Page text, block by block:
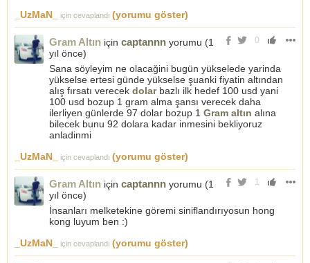
_UzMaN_ için cevaplandı (yorumu göster)
0
Gram Altın için captannn yorumu (1
yıl önce)
Sana söyleyim ne olacağini bugün yükselede yarinda
yükselse ertesi günde yükselse şuanki fiyatin altından
alış fırsatı verecek dolarbazlı ilk hedef 100 usd yani
100 usd bozup 1 gram alma şansı verecek daha
ilerliyen günlerde 97 dolar bozup 1 Gram altın alına
bilecek bunu 92 dolara kadar inmesini bekliyoruz
anladinmi
_UzMaN_
için cevaplandı (yorumu göster)
1
Gram Altın için captannn yorumu (1
yıl önce)
İnsanları melketekine göremi siniflandırıyosun hong
kong luyum ben :)
_UzMaN_
için cevaplandı (yorumu göster)